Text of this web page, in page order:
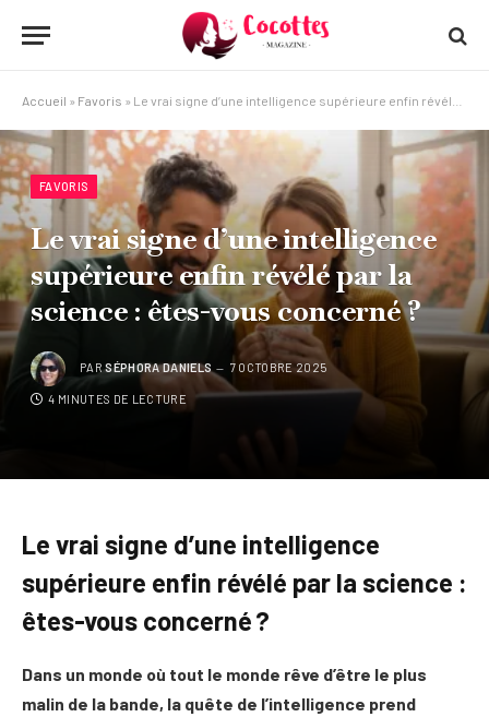
Accueil » Favoris » Le vrai signe d’une intelligence supérieure enfin révélé par la science : êtes-vous concerné ?
FAVORIS
Le vrai signe d’une intelligence
supérieure enfin révélé par la
science : êtes-vous concerné ?
PAR SÉPHORA DANIELS 7 OCTOBRE 2025
4 MINUTES DE LECTURE
Le vrai signe d’une intelligence
supérieure enfin révélé par la science :
êtes-vous concerné ?
Dans un monde où tout le monde rêve d’être le plus
malin de la bande, la quête de l’intelligence prend